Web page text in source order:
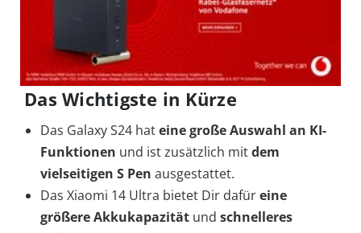
Das Wichtigste in Kürze
Das Galaxy S24 hateine große Auswahl an KI-
Funktionen und ist zusätzlich mitdem
vielseitigen S Pen ausgestattet.
Das Xiaomi 14 Ultra bietet Dir dafüreine
größere Akkukapazität und schnelleres